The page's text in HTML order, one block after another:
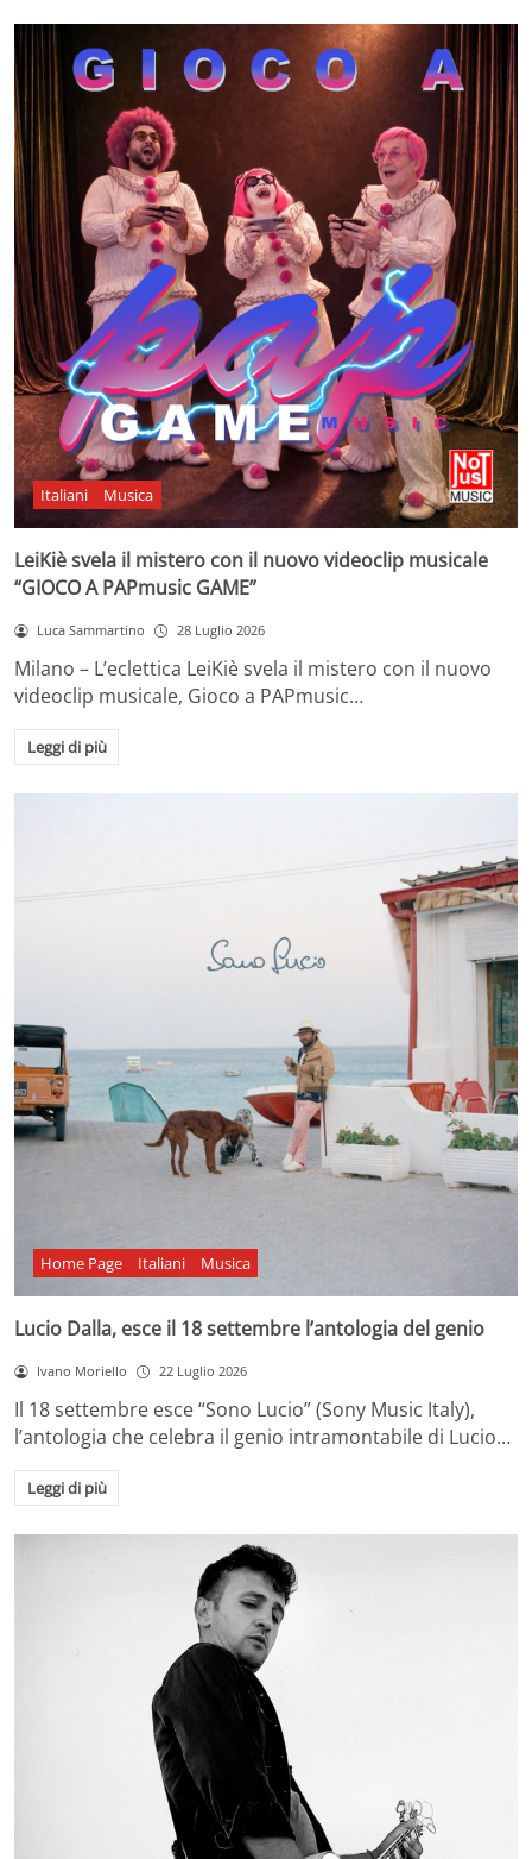
Italiani Musica
LeiKiè svela il mistero con il nuovo videoclip musicale
“GIOCO A PAPmusic GAME”
Luca Sammartino 28 Luglio 2026
Milano – L’eclettica LeiKiè svela il mistero con il nuovo
videoclip musicale, Gioco a PAPmusic…
Leggi di più
Home Page Italiani Musica
Lucio Dalla, esce il 18 settembre l’antologia del genio
Ivano Moriello 22 Luglio 2026
Il 18 settembre esce “Sono Lucio” (Sony Music Italy),
l’antologia che celebra il genio intramontabile di Lucio…
Leggi di più